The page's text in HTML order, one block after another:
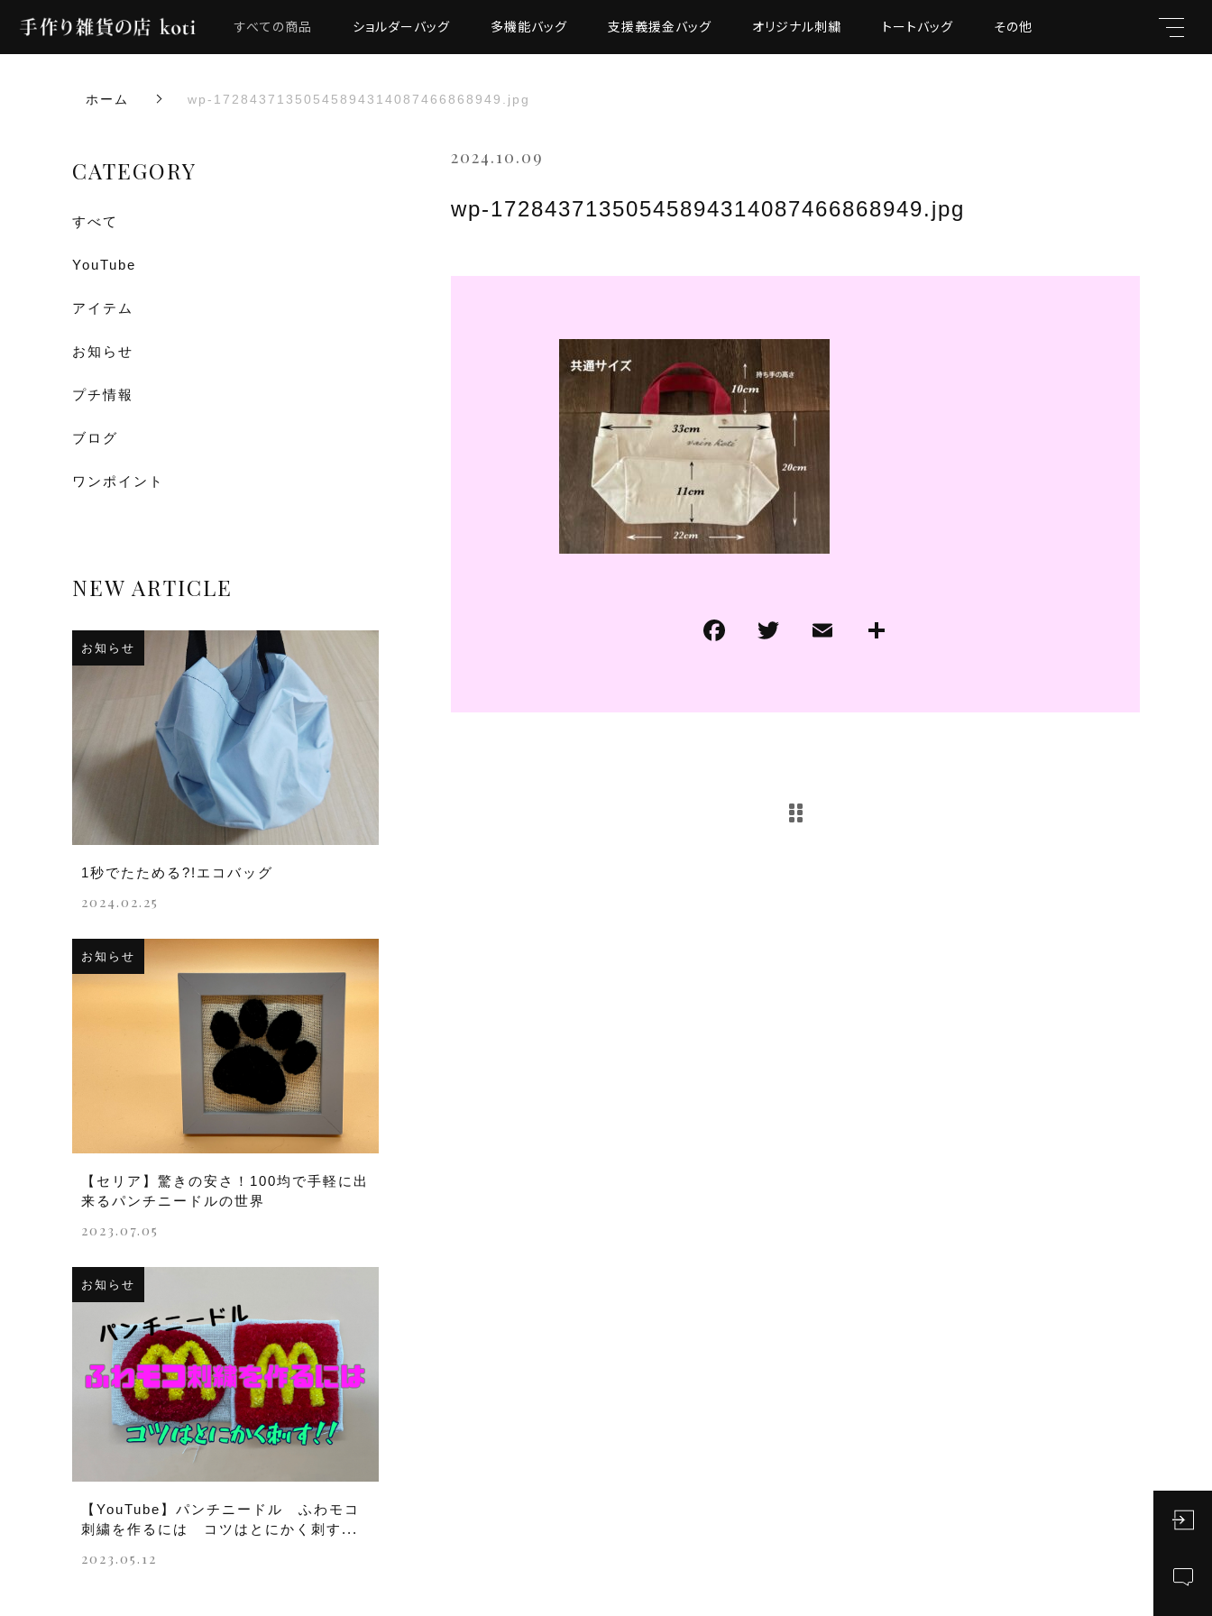
すべての商品 ショルダーバッグ 多機能バッグ 支援義援金バッグ オリジナル刺繍 トートバッグ その他
ホーム wp-17284371350545894314087466868949.jpg
2024.10.09
wp-17284371350545894314087466868949.jpg
CATEGORY
すべて
YouTube
アイテム
お知らせ
プチ情報
ブログ
ワンポイント
NEW ARTICLE
お知らせ
1秒でたためる?!エコバッグ
2024.02.25
お知らせ
【セリア】驚きの安さ！100均で手軽に出
来るパンチニードルの世界
2023.07.05
お知らせ
【YouTube】パンチニードル ふわモコ
刺繍を作るには コツはとにかく刺す...
2023.05.12
並び順